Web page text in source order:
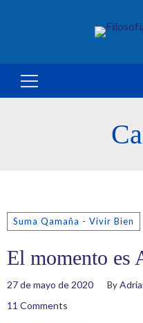
Buscar:
Suma Qamaña - Vivir Bien
El momento es
27 de mayo de 2020 By
11 Comments